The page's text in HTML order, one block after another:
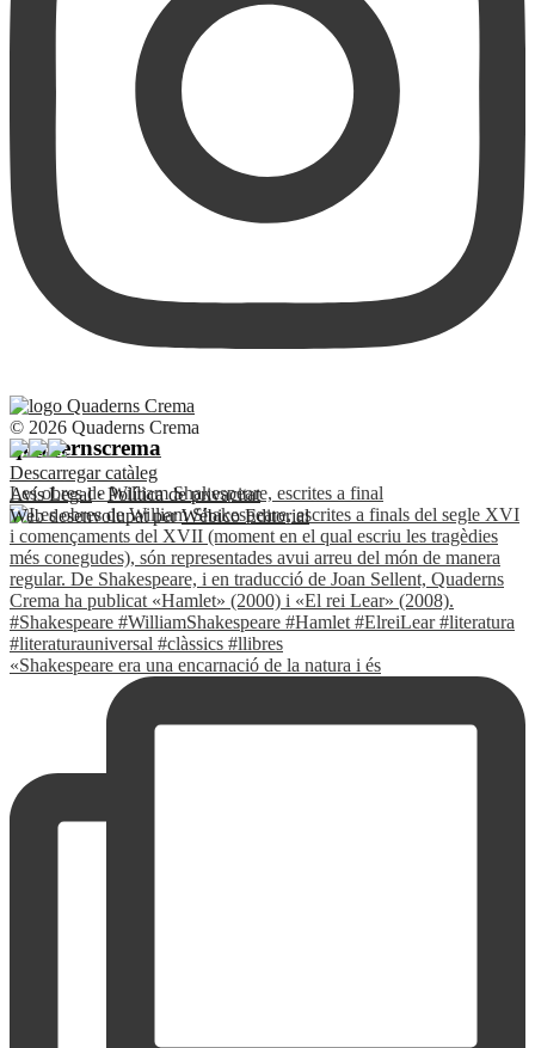
quadernscrema
Les obres de William Shakespeare, escrites a final
«Shakespeare era una encarnació de la natura i és
© 2026 Quaderns Crema
Descarregar catàleg
Avís Legal·Política de privacitat
Web desenvolupat perWébico Editorial